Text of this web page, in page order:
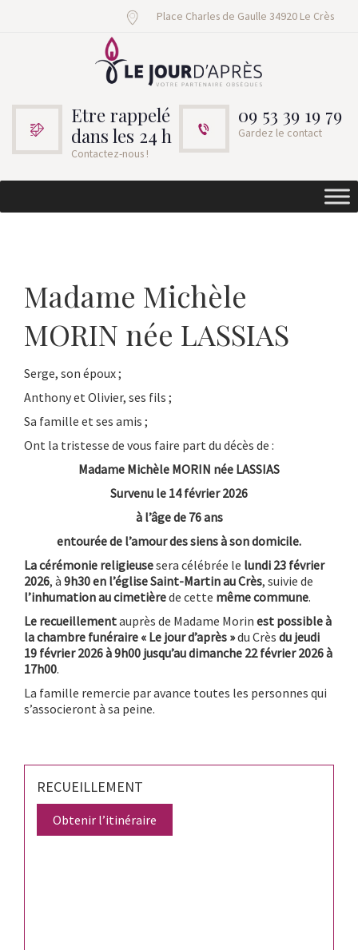
Place Charles de Gaulle 34920 Le Crès
Etre rappelé
dans les 24 h
Contactez-nous !
09 53 39 19 79
Gardez le contact
Madame Michèle
MORIN née LASSIAS
Serge, son époux ;
Anthony et Olivier, ses fils ;
Sa famille et ses amis ;
Ont la tristesse de vous faire part du décès de :
Madame Michèle MORIN née LASSIAS
Survenu le 14 février 2026
à l’âge de 76 ans
entourée de l’amour des siens à son domicile.
La cérémonie religieusesera célébrée le lundi 23 février
2026, à 9h30en l’église Saint-Martin au Crès, suivie de
l’inhumation au cimetièrede cette même commune.
Le recueillementauprès de Madame Morin est possible à
la chambre funéraire « Le jour d’après »du Crès du jeudi
19 février 2026 à 9h00 jusqu’au dimanche 22 février 2026 à
17h00.
La famille remercie par avance toutes les personnes qui
s’associeront à sa peine.
RECUEILLEMENT
Obtenir l’itinéraire